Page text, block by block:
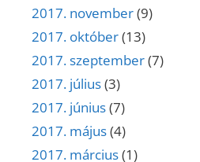
2017. november(9)
2017. október(13)
2017. szeptember(7)
2017. július(3)
2017. június(7)
2017. május(4)
2017. március(1)